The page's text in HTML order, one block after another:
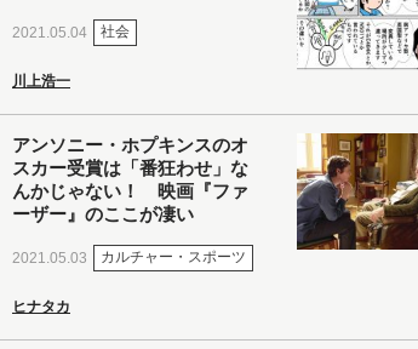
2021.05.04 社会
川上浩一
アンソニー・ホプキンスのオ
スカー受賞は「番狂わせ」な
んかじゃない！ 映画『ファ
ーザー』のここが凄い
2021.05.03 カルチャー・スポーツ
ヒナタカ